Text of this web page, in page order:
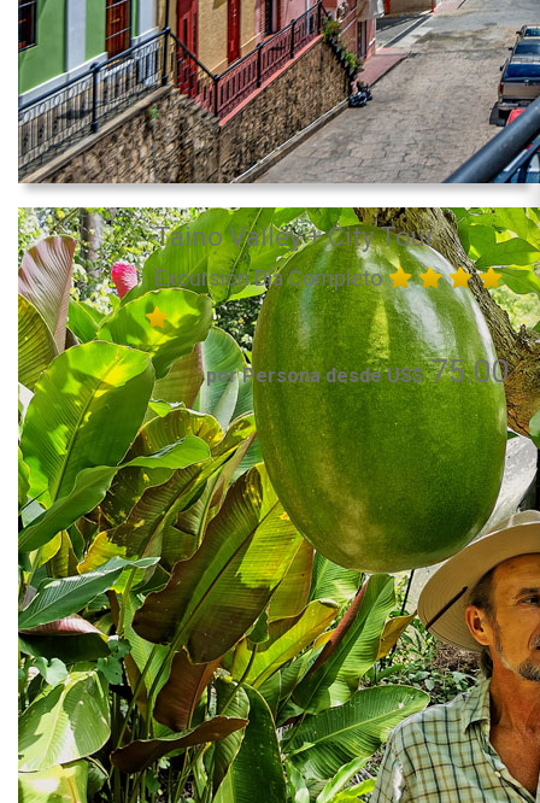
Taino Valley + City Tour
Excursión Día Completo
por Persona desde US$75.00